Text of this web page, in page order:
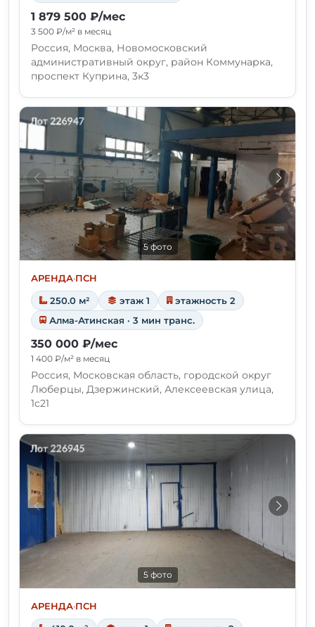
1 879 500 ₽/мес
3 500 ₽/м² в месяц
Россия, Москва, Новомосковский
административный округ, район Коммунарка,
проспект Куприна, 3к3
5 фото
АРЕНДА·ПСН
250.0 м² этаж 1
этажность 2
Алма-Атинская · 3 мин транс.
350 000 ₽/мес
1 400 ₽/м² в месяц
Россия, Московская область, городской округ
Люберцы, Дзержинский, Алексеевская улица,
1с21
5 фото
АРЕНДА·ПСН